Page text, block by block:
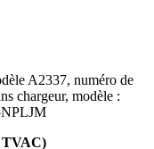
A2337, numéro de
chargeur, modèle :
TVAC)